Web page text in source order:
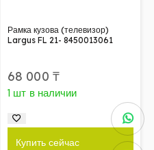
Рамка кузова (телевизор)
Largus FL 21- 8450013061
68 000 ₸
1 шт в наличии
Купить сейчас